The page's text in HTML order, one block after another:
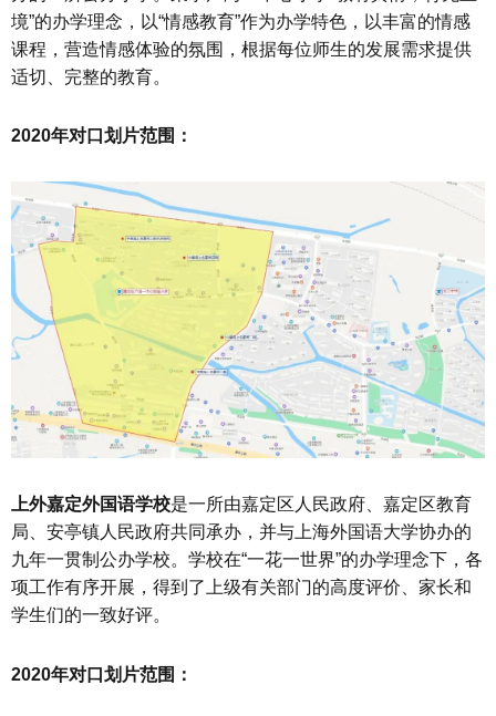
境”的办学理念，以“情感教育”作为办学特色，以丰富的情感
课程，营造情感体验的氛围，根据每位师生的发展需求提供
适切、完整的教育。
2020年对口划片范围：
上外嘉定外国语学校是一所由嘉定区人民政府、嘉定区教育
局、安亭镇人民政府共同承办，并与上海外国语大学协办的
九年一贯制公办学校。学校在“一花一世界”的办学理念下，各
项工作有序开展，得到了上级有关部门的高度评价、家长和
学生们的一致好评。
2020年对口划片范围：